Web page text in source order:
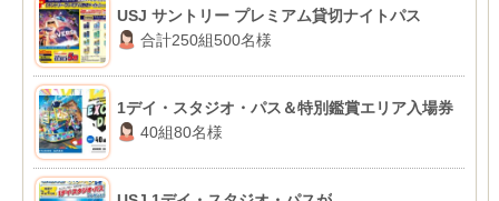
USJ サントリー プレミアム貸切ナイトパス
合計250組500名様
1デイ・スタジオ・パス＆特別鑑賞エリア入場券
40組80名様